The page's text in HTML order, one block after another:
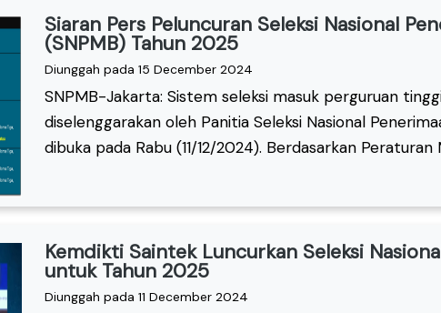
Siaran Pers Peluncuran Seleksi Nasional
(SNPMB) Tahun 2025
Diunggah pada 15 December 2024
SNPMB-Jakarta: Sistem seleksi masuk perguruan
diselenggarakan oleh Panitia Seleksi Nasional
dibuka pada Rabu (11/12/2024). Berdasarkan Peraturan
Kemdikti Saintek Luncurkan Seleksi
untuk Tahun 2025
Diunggah pada 11 December 2024